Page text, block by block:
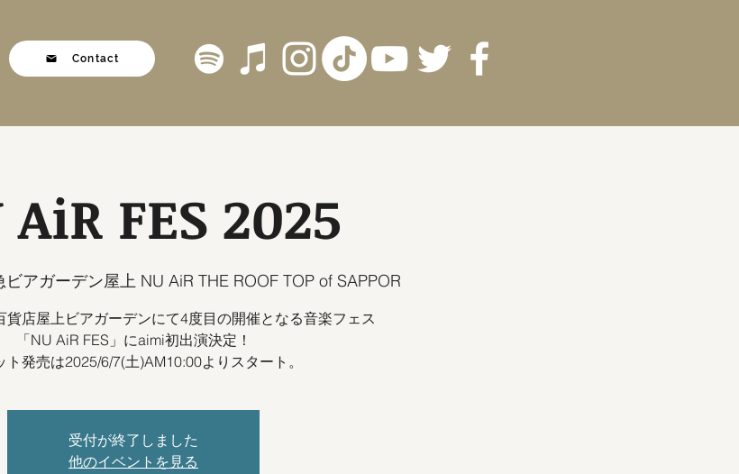
Contact
FES 2025
ビアガーデン屋上 NU AiR THE ROOF TOP of SAPPOR
貨店屋上ビアガーデンにて4度目の開催となる音楽フェス
「NU AiR FES」にaimi初出演決定！
ト発売は2025/6/7(土)AM10:00よりスタート。
受付が終了しました
他のイベントを見る